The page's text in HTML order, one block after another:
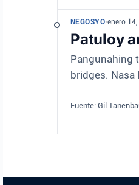
NEGOSYO•enero
Patuloy
Pangunahing
bridges. Nasa
Fuente: Gil